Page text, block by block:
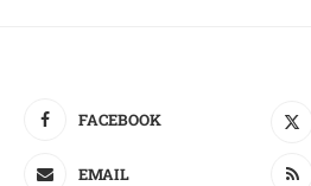
FACEBOOK
EMAIL